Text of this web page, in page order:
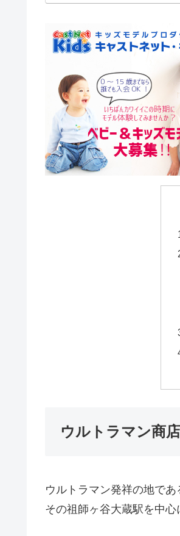
ウルトラマン商
ウルトラマン発祥の地であ
その祖師ヶ谷大蔵駅を中